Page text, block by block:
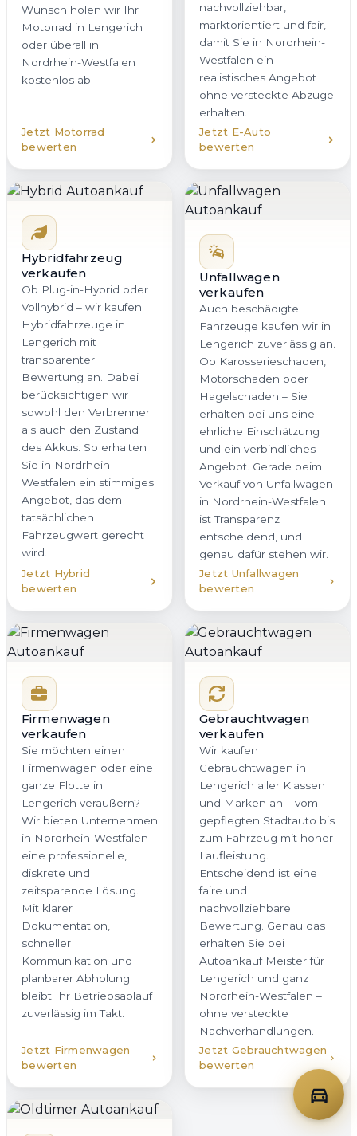
Wunsch holen wir Ihr
Motorrad in Lengerich
oder überall in
Nordrhein-Westfalen
kostenlos ab.
Jetzt Motorrad
bewerten
nachvollziehbar,
marktorientiert und fair,
damit Sie in Nordrhein-
Westfalen ein
realistisches Angebot
ohne versteckte Abzüge
erhalten.
Jetzt E-Auto
bewerten
Hybridfahrzeug
verkaufen
Ob Plug-in-Hybrid oder
Vollhybrid – wir kaufen
Hybridfahrzeuge in
Lengerich mit
transparenter
Bewertung an. Dabei
berücksichtigen wir
sowohl den Verbrenner
als auch den Zustand
des Akkus. So erhalten
Sie in Nordrhein-
Westfalen ein stimmiges
Angebot, das dem
tatsächlichen
Fahrzeugwert gerecht
wird.
Jetzt Hybrid
bewerten
Unfallwagen
verkaufen
Auch beschädigte
Fahrzeuge kaufen wir in
Lengerich zuverlässig an.
Ob Karosserieschaden,
Motorschaden oder
Hagelschaden – Sie
erhalten bei uns eine
ehrliche Einschätzung
und ein verbindliches
Angebot. Gerade beim
Verkauf von Unfallwagen
in Nordrhein-Westfalen
ist Transparenz
entscheidend, und
genau dafür stehen wir.
Jetzt Unfallwagen
bewerten
Firmenwagen
verkaufen
Sie möchten einen
Firmenwagen oder eine
ganze Flotte in
Lengerich veräußern?
Wir bieten Unternehmen
in Nordrhein-Westfalen
eine professionelle,
diskrete und
zeitsparende Lösung.
Mit klarer
Dokumentation,
schneller
Kommunikation und
planbarer Abholung
bleibt Ihr Betriebsablauf
zuverlässig im Takt.
Jetzt Firmenwagen
bewerten
Gebrauchtwagen
verkaufen
Wir kaufen
Gebrauchtwagen in
Lengerich aller Klassen
und Marken an – vom
gepflegten Stadtauto bis
zum Fahrzeug mit hoher
Laufleistung.
Entscheidend ist eine
faire und
nachvollziehbare
Bewertung. Genau das
erhalten Sie bei
Autoankauf Meister für
Lengerich und ganz
Nordrhein-Westfalen –
ohne versteckte
Nachverhandlungen.
Jetzt Gebrauchtwagen
bewerten